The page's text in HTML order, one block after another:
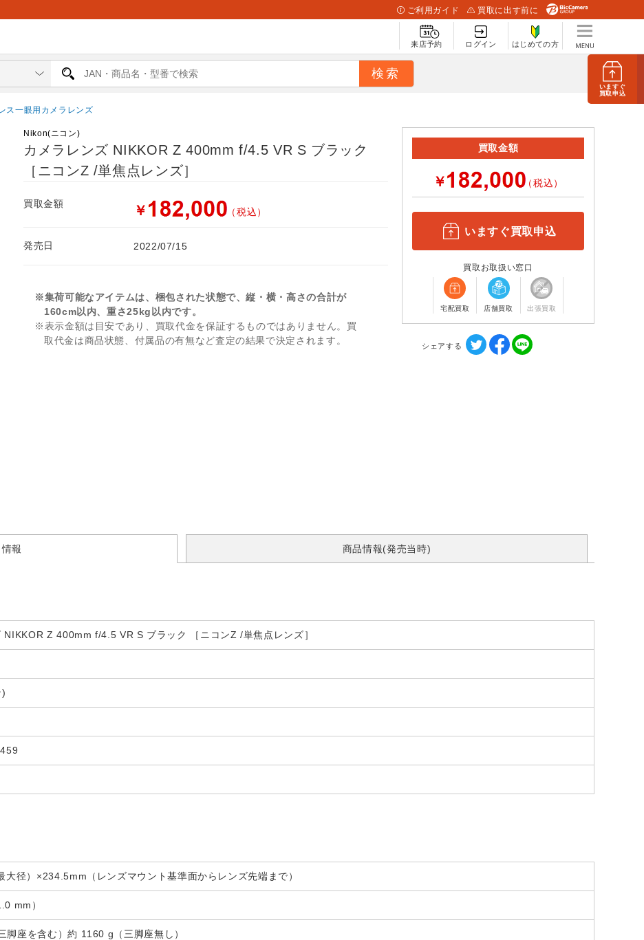
いますぐ
買取申込
ご利用ガイド 買取に出す前に
来店予約 ログイン はじめての方
ス一眼用カメラレンズ
Nikon(ニコン)
カメラレンズ NIKKOR Z 400mm f/4.5 VR S ブラック
［ニコンZ /単焦点レンズ］
買取金額 ￥ （税込）
発売日 2022/07/15
※集荷可能なアイテムは、梱包された状態で、縦・横・高さの合計が
160cm以内、重さ25kg以内です。
※表示金額は目安であり、買取代金を保証するものではありません。買
取代金は商品状態、付属品の有無など査定の結果で決定されます。
買取金額
￥ （税込）
いますぐ買取申込
買取お取扱い窓口
宅配買取 店舗買取 出張買取
シェアする
報 商品情報(発売当時)
NIKKOR Z 400mm f/4.5 VR S ブラック ［ニコンZ /単焦点レンズ］
大径）×234.5mm（レンズマウント基準面からレンズ先端まで）
mm）
脚座を含む）約 1160 g（三脚座無し）